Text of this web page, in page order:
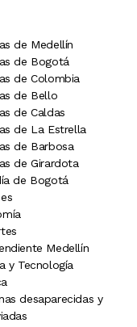
de Medellín
de Bogotá
de Colombia
de Bello
de Caldas
de La Estrella
de Barbosa
de Girardota
de Bogotá
Medellín
y Tecnología
desaparecidas y